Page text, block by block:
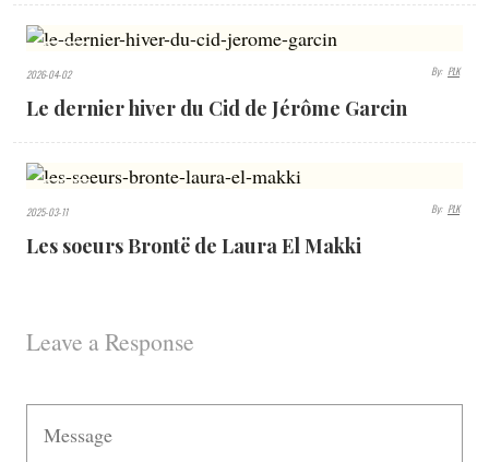
VIEWS
2026-04-02 By: PLK
Le dernier hiver du Cid de Jérôme Garcin
VIEWS
2025-03-11 By: PLK
Les soeurs Brontë de Laura El Makki
Leave a Response